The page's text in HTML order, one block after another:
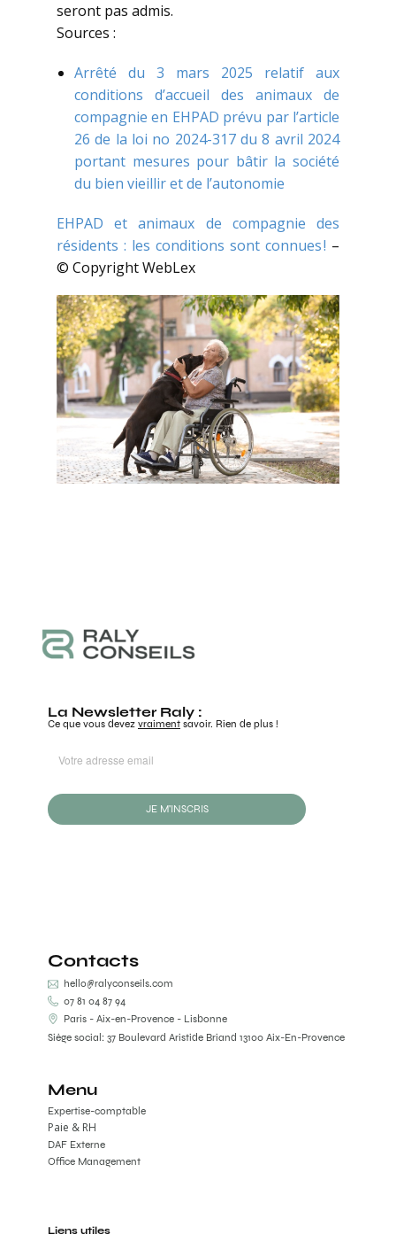
seront pas admis.
Sources :
Arrêté du 3 mars 2025 relatif aux
conditions d’accueil des animaux de
compagnie en EHPAD prévu par l’article
26 de la loi no 2024-317 du 8 avril 2024
portant mesures pour bâtir la société
du bien vieillir et de l’autonomie
EHPAD et animaux de compagnie des
résidents : les conditions sont connues ! –
© Copyright WebLex
La Newsletter Raly :
Ce que vous devez vraiment savoir. Rien de plus !
JE M'INSCRIS
Contacts
hello@ralyconseils.com
07 81 04 87 94
Paris - Aix-en-Provence - Lisbonne
Siège social: 37 Boulevard Aristide Briand 13100 Aix-En-Provence
Menu
Expertise-comptable
DAF Externe
Office Management
Paie & RH
Liens utiles